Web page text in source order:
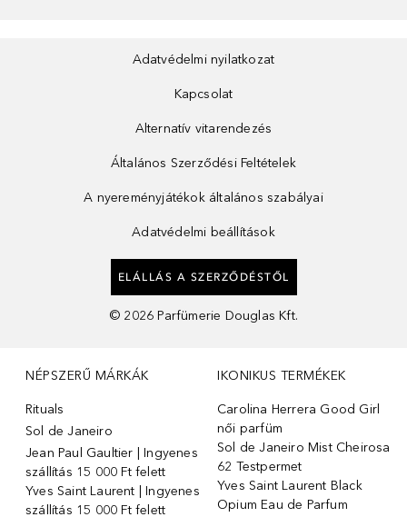
Adatvédelmi nyilatkozat
Kapcsolat
Alternatív vitarendezés
Általános Szerződési Feltételek
A nyereményjátékok általános szabályai
Adatvédelmi beállítások
ELÁLLÁS A SZERZŐDÉSTŐL
© 2026 Parfümerie Douglas Kft.
NÉPSZERŰ MÁRKÁK
Rituals
Sol de Janeiro
Jean Paul Gaultier | Ingyenes
szállítás 15 000 Ft felett
Yves Saint Laurent | Ingyenes
szállítás 15 000 Ft felett
IKONIKUS TERMÉKEK
Carolina Herrera Good Girl
női parfüm
Sol de Janeiro Mist Cheirosa
62 Testpermet
Yves Saint Laurent Black
Opium Eau de Parfum